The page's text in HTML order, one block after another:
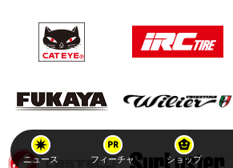
ニュース フィーチャ ショップ